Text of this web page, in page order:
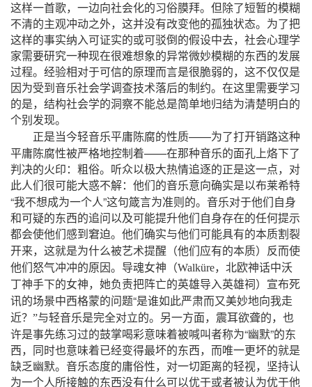
这样一首歌，一边向社会化的习俗膜拜。但除了短暂的模糊
不清的主观冲动之外，这并没有改变他的孤独状态。为了把
这样的事实纳入可证实的或可驳倒的假设中去，社会心理学
家需要研究一种现在很难想象的异常微妙模糊的东西的发展
过程。经验相对于可信的原理而言是很脆弱的，这不仅仅是
因为受到音乐社会学调查技术落后的制约。在这里需要学习
的是，结构社会学的洞察不能总是简单地归结为清楚明白的
个别发现。
正是当今轻音乐平庸陈腐的性质——为了打开销路这种
平庸陈腐性被严格地控制着——在那种音乐的面孔上烙下了
判决的火印：粗俗。听众以极大热情追逐的正是这一点，对
此人们很可能大惑不解：他们的音乐意向确实是以布莱希特
“我不想成为一个人”这句箴言为准则的。音乐对于他们自身
和可疑的东西的追问以及可能提升他们自身存在的任何提示
都会使他们感到窘迫。他们确实与他们可能具有的本质割裂
开来，这就是为什么被艺术提醒
（他们应有的本质）
反而使
他们怒气冲冲的原因。导魂女神
（Walküre，北欧神话中沃
丁神手下的女神，她负责把阵亡的英雄导入英雄祠 ）
宣布死
讯的场景中西格蒙的问题“是谁如此严肃而又美妙地向我走
近？ ”与轻音乐是完全对立的。另一方面，震耳欲聋的，也
许是事先练习过的鼓掌喝彩意味着被喊叫者称为“幽默”的东
西，同时也意味着已经变得最坏的东西，而唯一更坏的就是
缺乏幽默。音乐态度的庸俗性，对一切距离的轻视，坚持认
为一个人所接触的东西没有什么可以优于或者被认为优于他